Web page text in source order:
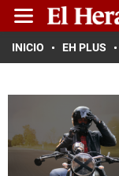
INICIO EH PLUS